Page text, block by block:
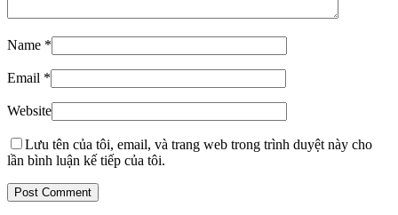
Name *
Email *
Website
Lưu tên của tôi, email, và trang web trong trình duyệt này cho
lần bình luận kế tiếp của tôi.